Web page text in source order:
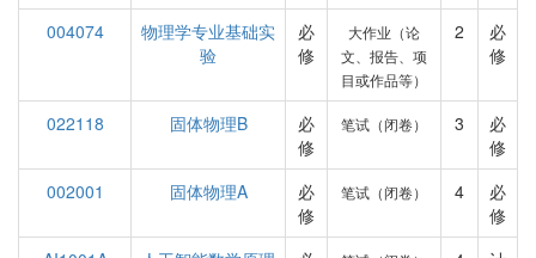
004074
物理学专业基础实
验
必
修
大作业（论
文、报告、项
目或作品等）
2
必
修
022118 固体物理B
必
修
笔试（闭卷） 3
必
修
002001
固体物理A
必
修
笔试（闭卷） 4
必
修